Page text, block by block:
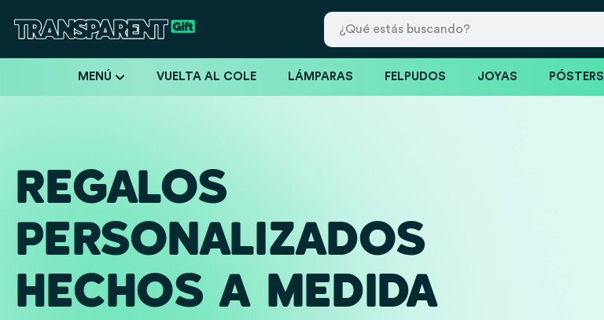
MENÚ VUELTA AL COLE LÁMPARAS FELPUDOS JOYAS PÓSTERS
REGALOS
PERSONALIZADOS
HECHOS A MEDIDA